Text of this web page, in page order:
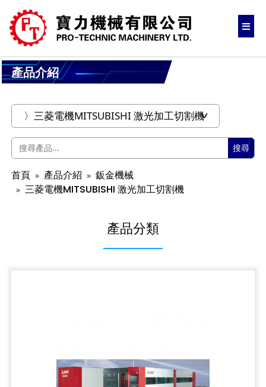
產品介紹
搜尋
首頁 產品介紹
鈑金機械
三菱電機MITSUBISHI 激光加工切割機
產品分類